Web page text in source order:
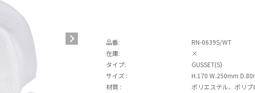
品番:
RN-0639S/WT
在庫:
×
タイプ:
GUSSET(S)
サイズ :
H.170 W.250mm
材質 :
ポリエステル、ポリ